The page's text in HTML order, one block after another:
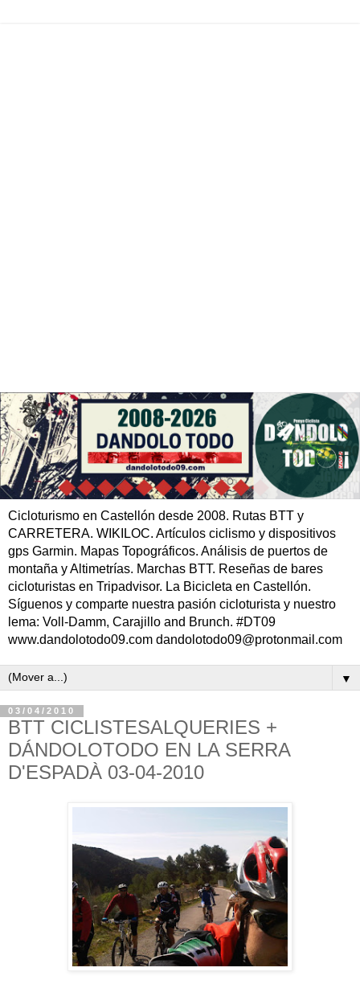
Cicloturismo en Castellón desde 2008. Rutas BTT y
CARRETERA. WIKILOC. Artículos ciclismo y dispositivos
gps Garmin. Mapas Topográficos. Análisis de puertos de
montaña y Altimetrías. Marchas BTT. Reseñas de bares
cicloturistas en Tripadvisor. La Bicicleta en Castellón.
Síguenos y comparte nuestra pasión cicloturista y nuestro
lema: Voll-Damm, Carajillo and Brunch. #DT09
www.dandolotodo09.com dandolotodo09@protonmail.com
▼
03/04/2010
BTT CICLISTESALQUERIES +
DÁNDOLOTODO EN LA SERRA
D'ESPADÀ 03-04-2010